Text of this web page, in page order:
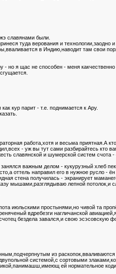
славянами были.
туда верования и технологии,заодно и
в Индию,наводит там свои
но я щас не способен - меня какчественно
кур парит - т.е. поднимается к Ару.
работа,хотя и весьма приятная.А
- уж вы тут сами разбирайтесь кто
славянской и шумерской систем счота
важным делом - кукурузный хлеб
оттель направил его в нужное русло -
стена получилась - экранирует
мышами,разглядываю лепной потолок,и
июльскими простынями,но чивой та
вдребезги нагличанской
бездела завался,и свою эсэсовскую
из
системой,с сортовыми
ей нормательное